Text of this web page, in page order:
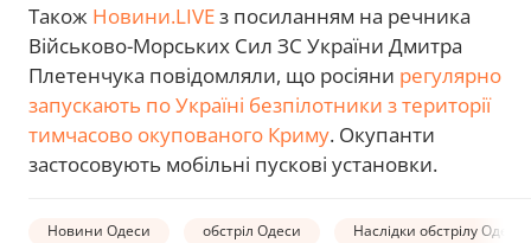
Також Новини.LIVEз посиланням на речника
Військово-Морських Сил ЗС України Дмитра
Плетенчука повідомляли, що росіяни регулярно
запускають по Україні безпілотники з території
тимчасово окупованого Криму. Окупанти
застосовують мобільні пускові установки.
Новини Одеси обстріл Одеси Наслідки обстрілу